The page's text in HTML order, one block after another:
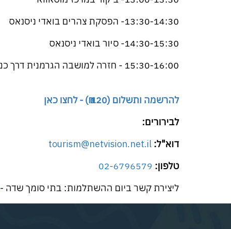
13:30-14:30- הפסקת צהרים בואדי ניסנאס
14:30-15:30- סיור בואדי ניסנאס
15:30-16:00 - חזרה למושבה הגרמנית דרך כנסיות רחוב עין דור ורחוב המגינים
להרשמה ותשלום (120 ₪) - לחצו כאן
לבירורים:
דוא"ל: tourism@netvision.net.il
טלפון: 02-6796579
ליצירת קשר ביום ההשתלמות: בתי סומך שדה -